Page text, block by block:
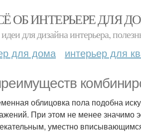
ОБ ИНТЕРЬЕРЕ ДЛЯ
для дизайна интерьера,
для дома интерьер для
облицовка пола подобна
При этом не менее значимо
уместно